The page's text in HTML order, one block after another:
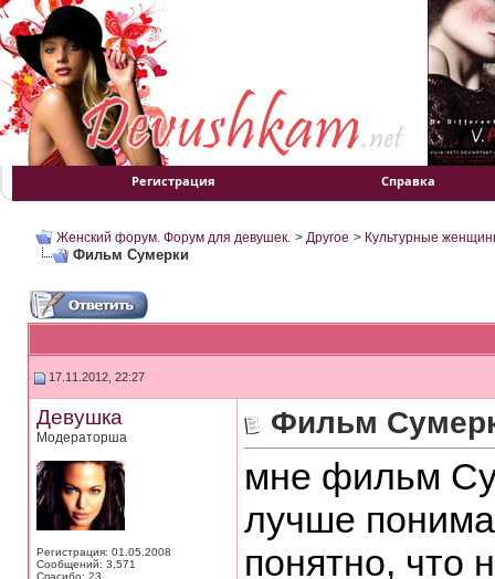
Регистрация Справка
Женский форум. Форум для девушек. > Другое > Культурные
Фильм Сумерки
17.11.2012, 22:27
Девушка
Модераторша
Регистрация: 01.05.2008
Сообщений: 3,571
Спасибо: 23
Фильм
мне фильм
лучше
понятно, что